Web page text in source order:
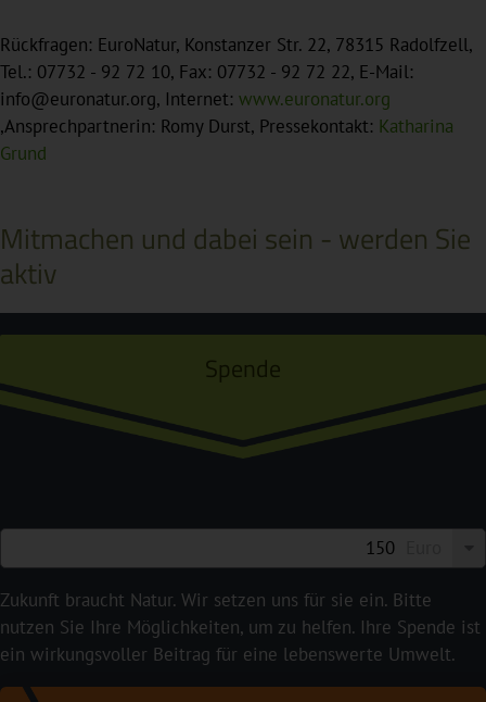
Rückfragen: EuroNatur, Konstanzer Str. 22, 78315 Radolfzell,
Tel.: 07732 - 92 72 10, Fax: 07732 - 92 72 22, E-Mail:
info@euronatur.org, Internet: www.euronatur.org
,Ansprechpartnerin: Romy Durst, Pressekontakt: Katharina
Grund
Mitmachen und dabei sein - werden Sie
aktiv
Spende
Zukunft braucht Natur. Wir setzen uns für sie ein. Bitte
nutzen Sie Ihre Möglichkeiten, um zu helfen. Ihre Spende ist
ein wirkungsvoller Beitrag für eine lebenswerte Umwelt.